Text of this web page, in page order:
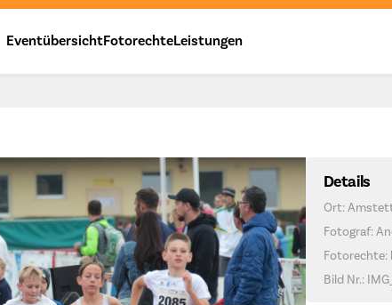
EventübersichtFotorechteLeistungen
Details
Ort:
Fotograf:
Fotorechte:
Bild Nr.: